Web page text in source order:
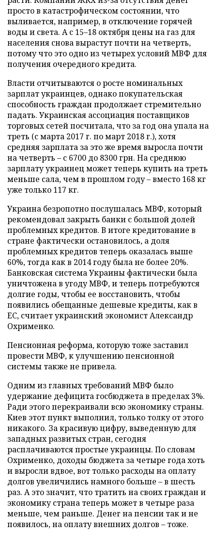
просто в катастрофическом состоянии, что
выливается, например, в отключение горячей
воды и света. А с 15–18 октября цены на газ для
населения снова вырастут почти на четверть,
потому что это одно из четырех условий МВФ для
получения очередного кредита.
Власти отчитываются о росте номинальных
зарплат украинцев, однако покупательская
способность граждан продолжает стремительно
падать. Украинская ассоциация поставщиков
торговых сетей посчитала, что за год она упала на
треть (с марта 2017 г. по март 2018 г.), хотя
средняя зарплата за это же время выросла почти
на четверть – с 6700 до 8300 грн. На среднюю
зарплату украинец может теперь купить на треть
меньше сала, чем в прошлом году – вместо 168 кг
уже только 117 кг.
Украина безропотно послушалась МВФ, который
рекомендовал закрыть банки с большой долей
проблемных кредитов. В итоге кредитование в
стране фактически остановилось, а доля
проблемных кредитов теперь оказалась выше
60%, тогда как в 2014 году была не более 20%.
Банковская система Украины фактически была
уничтожена в угоду МВФ, и теперь потребуются
долгие годы, чтобы ее восстановить, чтобы
появились обещанные дешевые кредиты, как в
ЕС, считает украинский экономист Александр
Охрименко.
Пенсионная реформа, которую тоже заставил
провести МВФ, к улучшению пенсионной
системы также не привела.
Одним из главных требований МВФ было
удержание дефицита госбюджета в пределах 3%.
Ради этого перекраивали всю экономику страны.
Киев этот пункт выполнил, только толку от этого
никакого. За красивую цифру, выведенную для
западных развитых стран, сегодня
расплачиваются простые украинцы. По словам
Охрименко, доходы бюджета за четыре года хоть
и выросли вдвое, вот только расходы на оплату
долгов увеличились намного больше – в шесть
раз. А это значит, что тратить на своих граждан и
экономику страна теперь может в четыре раза
меньше, чем раньше. Денег на пенсии так и не
появилось, на оплату внешних долгов – тоже.